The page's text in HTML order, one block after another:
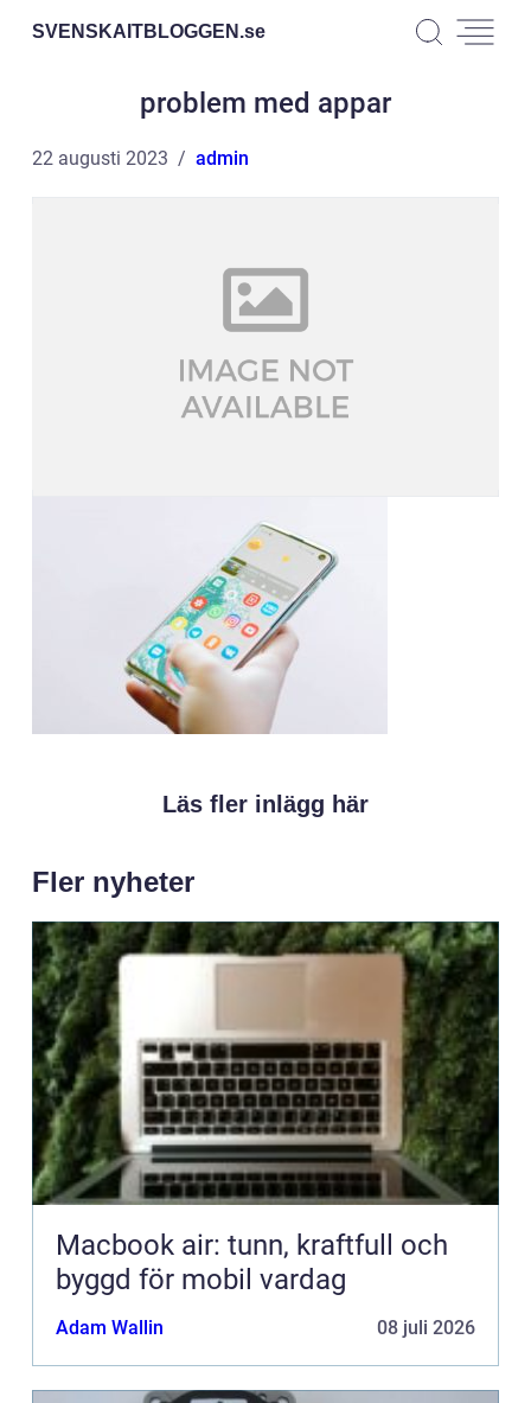
SVENSKAITBLOGGEN.se
problem med appar
22 augusti 2023 admin
Läs fler inlägg här
Fler nyheter
Macbook air: tunn, kraftfull och
byggd för mobil vardag
Adam Wallin 08 juli 2026